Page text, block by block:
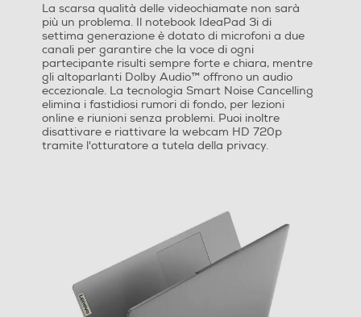
Rapporto formato
16:9
Risoluzione HD
Full HD
Risoluzione
Compatibilità 3D
La scarsa qualità delle videochiamate non sarà
più un problema. Il notebook IdeaPad 3i di
settima generazione è dotato di microfoni a due
canali per garantire che la voce di ogni
partecipante risulti sempre forte e chiara, mentre
gli altoparlanti Dolby Audio™ offrono un audio
eccezionale. La tecnologia Smart Noise Cancelling
elimina i fastidiosi rumori di fondo, per lezioni
online e riunioni senza problemi. Puoi inoltre
disattivare e riattivare la webcam HD 720p
tramite l'otturatore a tutela della privacy.